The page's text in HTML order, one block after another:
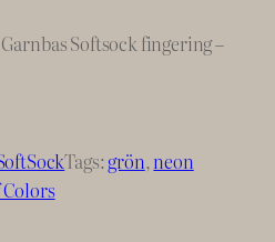
Softsock fingering –
Tags: grön, neon